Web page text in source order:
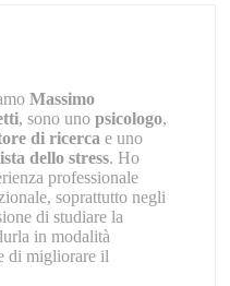
Massimo
, sono uno psicologo,
di ricerca e uno
dello stress. Ho
professionale
soprattutto negli
di studiare la
in modalità
di migliorare il